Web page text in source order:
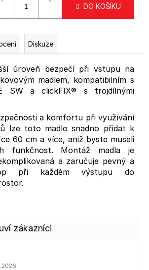
DO KOŠÍKU
Diskuze
úroveň bezpečí při vstupu na
madlem, kompatibilním s
SW a clickFIX® s trojdílnými
a komfortu při využívání
lze toto madlo snadno přidat k
60 cm a více, aniž byste museli
funkčnost. Montáž madla je
a zaručuje pevný a
při každém výstupu do
obchodu je 5 z 5 hvězdiček.